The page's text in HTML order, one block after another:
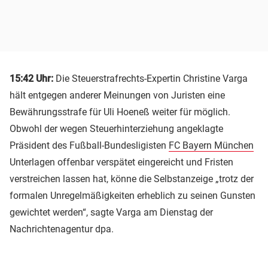
15:42 Uhr: Die Steuerstrafrechts-Expertin Christine Varga
hält entgegen anderer Meinungen von Juristen eine
Bewährungsstrafe für Uli Hoeneß weiter für möglich.
Obwohl der wegen Steuerhinterziehung angeklagte
Präsident des Fußball-Bundesligisten FC Bayern München
Unterlagen offenbar verspätet eingereicht und Fristen
verstreichen lassen hat, könne die Selbstanzeige „trotz der
formalen Unregelmäßigkeiten erheblich zu seinen Gunsten
gewichtet werden“, sagte Varga am Dienstag der
Nachrichtenagentur dpa.